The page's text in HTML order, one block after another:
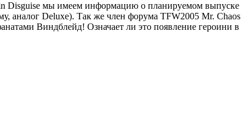
Disguise мы имеем информацию о планируемом
аналог Deluxe). Так же член форума TFW2005 Mr. Chaos
Виндблейд! Означает ли это появление героини